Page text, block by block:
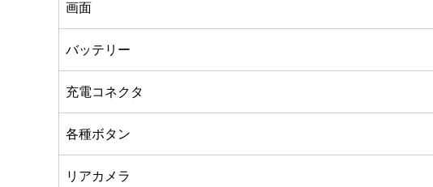
画面
バッテリー
充電コネクタ
各種ボタン
リアカメラ